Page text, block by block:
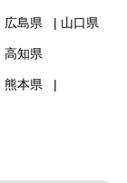
広島県 山口県
高知県
熊本県